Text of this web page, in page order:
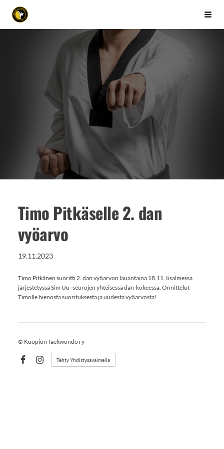
Siirry
sivun
sisältöön
Kuopion Taekwondo ry
Timo Pitkäselle 2. dan
vyöarvo
19.11.2023
Timo Pitkänen suoritti 2. dan vyöarvon lauantaina 18.11. Iisalmessa
järjestetyssä Sim Uu -seurojen yhteisessä dan-kokeessa. Onnittelut
Timolle hienosta suorituksesta ja uudesta vyöarvosta!
© Kuopion Taekwondo ry
FacebookInstagram
Tehty Yhdistysavaimella